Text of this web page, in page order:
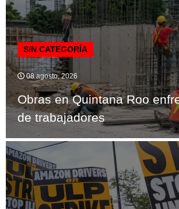
SIN CATEGORÍA
08 agosto, 2026
Obras en Quintana Roo
de trabajadores